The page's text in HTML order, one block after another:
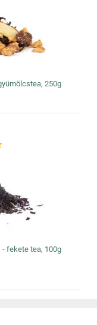
250g
- fekete tea, 100g